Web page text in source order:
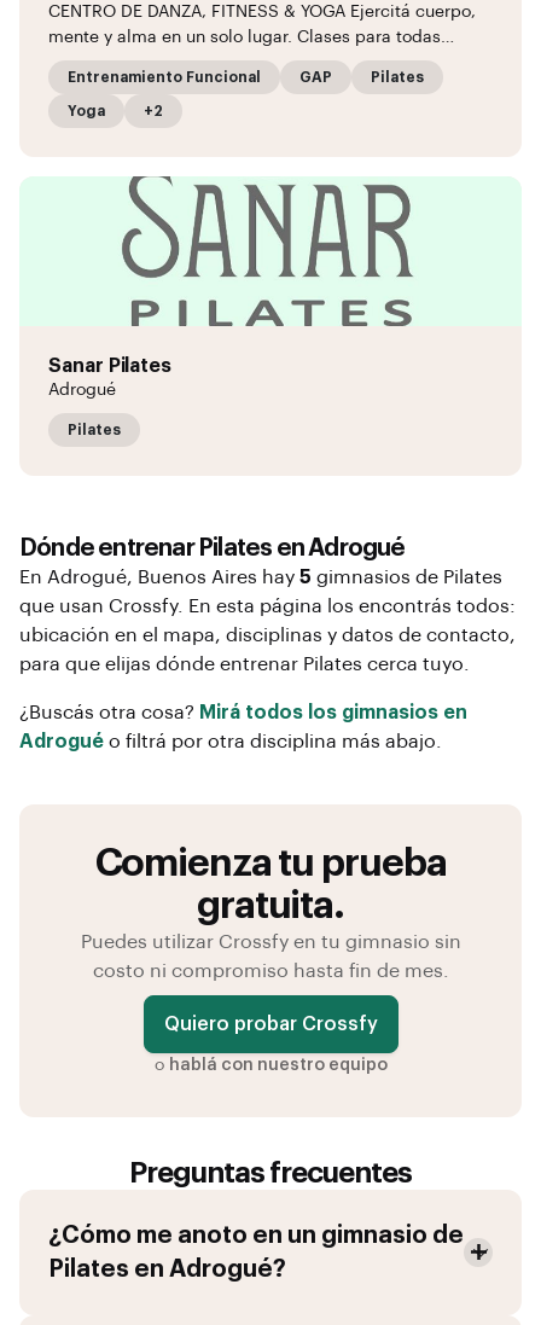
CENTRO DE DANZA, FITNESS & YOGA Ejercitá cuerpo,
mente y alma en un solo lugar. Clases para todas…
Entrenamiento Funcional GAP Pilates
Yoga +2
Sanar Pilates
Adrogué
Pilates
Dónde entrenar Pilates enAdrogué
En Adrogué, Buenos Aires hay 5 gimnasios de Pilates
que usan Crossfy. En esta página los encontrás todos:
ubicación en el mapa, disciplinas y datos de contacto,
para que elijas dónde entrenar Pilates cerca tuyo.
¿Buscás otra cosa? Mirá todos los gimnasios en
Adrogué o filtrá por otra disciplina más abajo.
Comienza tu prueba
gratuita.
Puedes utilizar Crossfy en tu gimnasio sin
costo ni compromiso hasta fin de mes.
Quiero probar Crossfy
o hablá con nuestro equipo
Preguntas frecuentes
¿Cómo me anoto en un gimnasio de
Pilates en Adrogué?